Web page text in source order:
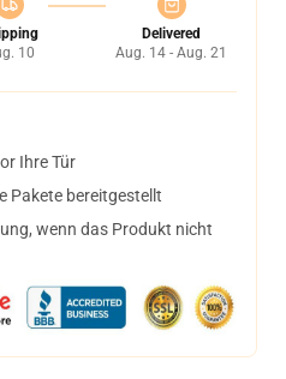
10
Delivered
Aug. 14 - Aug. 21
Ihre Tür
Pakete bereitgestellt
wenn das Produkt nicht